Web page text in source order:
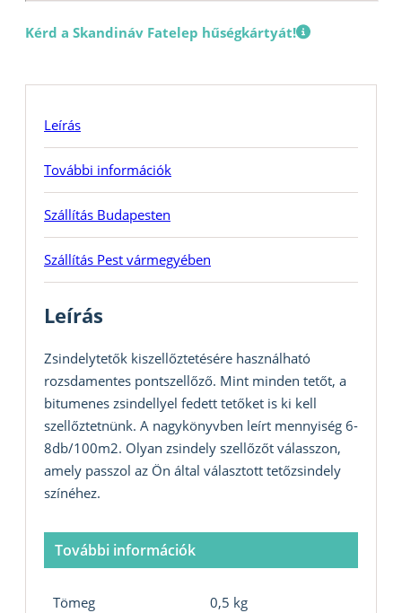
Kérd a Skandináv Fatelep hűségkártyát!
Leírás
További információk
Szállítás Budapesten
Szállítás Pest vármegyében
Leírás
Zsindelytetők kiszellőztetésére használható
rozsdamentes pontszellőző. Mint minden tetőt, a
bitumenes zsindellyel fedett tetőket is ki kell
szellőztetnünk. A nagykönyvben leírt mennyiség 6-
8db/100m2. Olyan zsindely szellőzőt válasszon,
amely passzol az Ön által választott tetőzsindely
színéhez.
További információk
Tömeg
0,5 kg